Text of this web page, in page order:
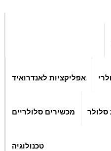
אפליקציות לאנדרואיד
מכשירים סלולריים סלולר
טכנולוגיה